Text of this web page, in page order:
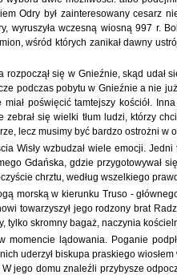
Odry był zainteresowany cesarz
wyruszyła wczesną wiosną 997 r.
wśród których zanikał dawny
rozpoczął się w Gnieźnie, skąd
podczas pobytu w Gnieźnie a nie
poświęcić tamtejszy kościół.
się wielki tłum ludzi, którzy
lecz musimy być bardzo ostrożni w
Wisły wzbudzał wiele emocji.
Gdańska, gdzie przygotowywał
chrztu, według wszelkiego
morską w kierunku Truso -
towarzyszył jego rodzony brat
tylko skromny bagaż, naczynia
momencie lądowania. Poganie
uderzył biskupa praskiego
jego domu znaleźli przybysze